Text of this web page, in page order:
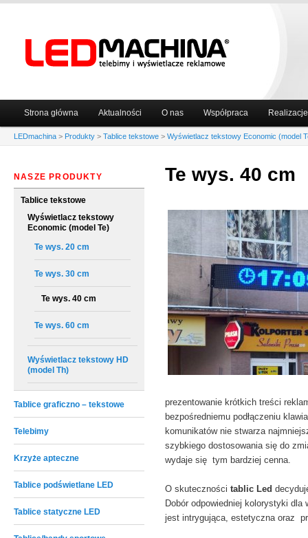
Główne
Przeskocz
do
tekstu
Przeskocz
do
widgetów
Strona główna Aktualności O nas Współpraca Realizacje
LEDmachina > Produkty > Tablice tekstowe > Wyświetlacz tekstowy Economic (model
NASZE PRODUKTY
Tablice tekstowe
Wyświetlacz tekstowy
Economic (model Te)
Te wys. 20 cm
Te wys. 30 cm
Te wys. 40 cm
Te wys. 60 cm
Wyświetlacz tekstowy HD
(model Th)
Tablice graficzno – tekstowe
Telebimy
Krzyże apteczne
Tablice podświetlane LED
Tablice statyczne LED
Te wys. 40 cm
prezentowanie krótkich treści
bezpośredniemu podłączeniu
komunikatów nie stwarza
szybkiego dostosowania się do
wydaje się tym bardziej cenna.
O skuteczności tablic Led
Dobór odpowiedniej kolorystyki
jest intrygująca, estetyczna oraz